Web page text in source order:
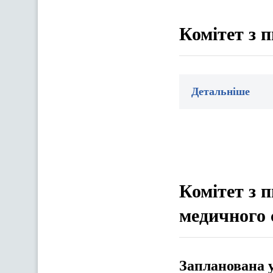
Комітет з
Детальніше
Комітет з
медичного
Запланована